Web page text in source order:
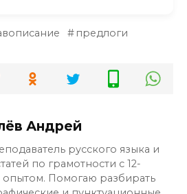
только
предлоги
Андрей
русского языка и
по грамотности с 12-
опытом. Помогаю разбирать